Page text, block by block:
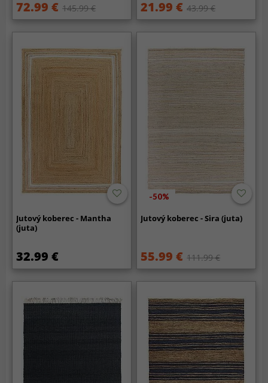
72.99 € 145.99 € 21.99 € 43.99 €
Jutový koberec - Mantha
(juta)
32.99 €
-50%
Jutový koberec - Sira (juta)
55.99 € 111.99 €